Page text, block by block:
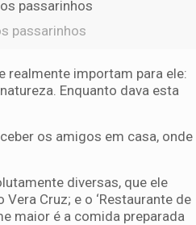
passarinhos
realmente importam para ele:
Enquanto dava esta
os amigos em casa, onde
diversas, que ele
Cruz; e o ‘Restaurante de
maior é a comida preparada